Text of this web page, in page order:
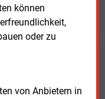
können
oder zu
von Anbietern in